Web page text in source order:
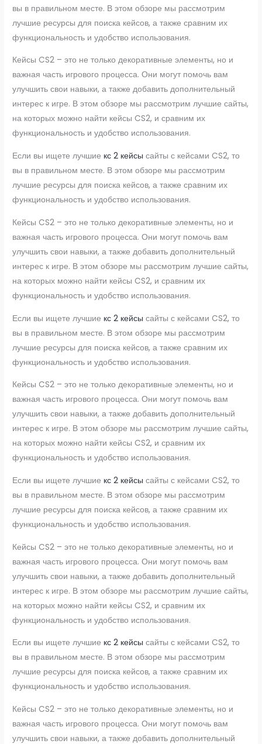
вы в правильном месте. В этом обзоре мы рассмотрим
лучшие ресурсы для поиска кейсов, а также сравним их
функциональность и удобство использования.
Кейсы CS2 – это не только декоративные элементы, но и
важная часть игрового процесса. Они могут помочь вам
улучшить свои навыки, а также добавить дополнительный
интерес к игре. В этом обзоре мы рассмотрим лучшие сайты,
на которых можно найти кейсы CS2, и сравним их
функциональность и удобство использования.
Если вы ищете лучшие кс 2 кейсы сайты с кейсами CS2, то
вы в правильном месте. В этом обзоре мы рассмотрим
лучшие ресурсы для поиска кейсов, а также сравним их
функциональность и удобство использования.
Кейсы CS2 – это не только декоративные элементы, но и
важная часть игрового процесса. Они могут помочь вам
улучшить свои навыки, а также добавить дополнительный
интерес к игре. В этом обзоре мы рассмотрим лучшие сайты,
на которых можно найти кейсы CS2, и сравним их
функциональность и удобство использования.
Если вы ищете лучшие кс 2 кейсы сайты с кейсами CS2, то
вы в правильном месте. В этом обзоре мы рассмотрим
лучшие ресурсы для поиска кейсов, а также сравним их
функциональность и удобство использования.
Кейсы CS2 – это не только декоративные элементы, но и
важная часть игрового процесса. Они могут помочь вам
улучшить свои навыки, а также добавить дополнительный
интерес к игре. В этом обзоре мы рассмотрим лучшие сайты,
на которых можно найти кейсы CS2, и сравним их
функциональность и удобство использования.
Если вы ищете лучшие кс 2 кейсы сайты с кейсами CS2, то
вы в правильном месте. В этом обзоре мы рассмотрим
лучшие ресурсы для поиска кейсов, а также сравним их
функциональность и удобство использования.
Кейсы CS2 – это не только декоративные элементы, но и
важная часть игрового процесса. Они могут помочь вам
улучшить свои навыки, а также добавить дополнительный
интерес к игре. В этом обзоре мы рассмотрим лучшие сайты,
на которых можно найти кейсы CS2, и сравним их
функциональность и удобство использования.
Если вы ищете лучшие кс 2 кейсы сайты с кейсами CS2, то
вы в правильном месте. В этом обзоре мы рассмотрим
лучшие ресурсы для поиска кейсов, а также сравним их
функциональность и удобство использования.
Кейсы CS2 – это не только декоративные элементы, но и
важная часть игрового процесса. Они могут помочь вам
улучшить свои навыки, а также добавить дополнительный